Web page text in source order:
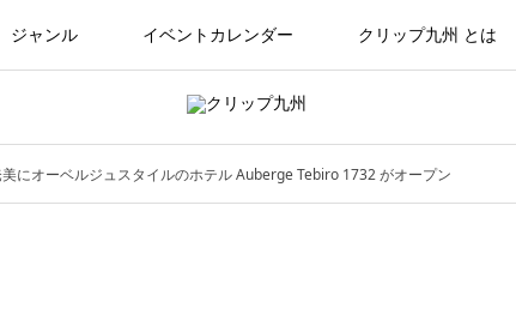
ジャンル イベントカレンダー クリップ九州 とは
にオーベルジュスタイルのホテル Auberge Tebiro 1732 がオープン